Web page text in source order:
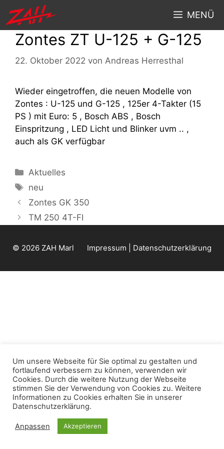
MENÜ
Zontes ZT U-125 + G-125
22. Oktober 2022 von Andreas Herresthal
Wieder eingetroffen, die neuen Modelle von
Zontes : U-125 und G-125 , 125er 4-Takter (15
PS ) mit Euro: 5 , Bosch ABS , Bosch
Einspritzung , LED Licht und Blinker uvm .. ,
auch als GK verfügbar
Aktuelles
neu
Zontes GK 350
TM 250 4T-FI
© 2026 ZAH Marl Impressum | Datenschutzerklärung
Um unsere Webseite für Sie optimal zu gestalten und
fortlaufend verbessern zu können, verwenden wir
Cookies. Durch die weitere Nutzung der Webseite
stimmen Sie der Verwendung von Cookies zu. Weitere
Informationen zu Cookies erhalten Sie in unserer
Datenschutzerklärung.
Anpassen Akzeptieren